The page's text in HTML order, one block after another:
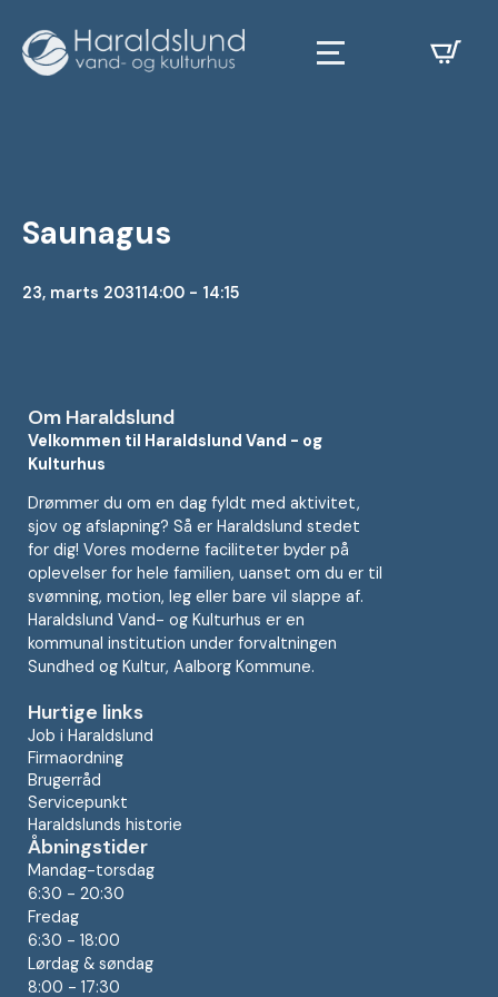
Saunagus
23, marts 203114:00 - 14:15
Om Haraldslund
Velkommen til Haraldslund Vand - og
Kulturhus
Drømmer du om en dag fyldt med aktivitet,
sjov og afslapning? Så er Haraldslund stedet
for dig! Vores moderne faciliteter byder på
oplevelser for hele familien, uanset om du er til
svømning, motion, leg eller bare vil slappe af.
Haraldslund Vand- og Kulturhus er en
kommunal institution under forvaltningen
Sundhed og Kultur, Aalborg Kommune.
Hurtige links
Job i Haraldslund
Firmaordning
Brugerråd
Servicepunkt
Haraldslunds historie
Åbningstider
Mandag-torsdag
6:30 - 20:30
Fredag
6:30 - 18:00
Lørdag & søndag
8:00 - 17:30